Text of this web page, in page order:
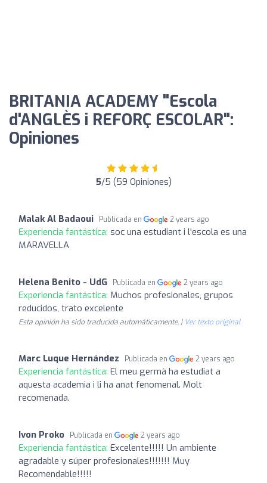
BRITANIA ACADEMY "Escola
d'ANGLÈS i REFORÇ ESCOLAR":
Opiniones
5/5 (59 Opiniones)
Malak Al Badaoui Publicada en 2 years ago
Experiencia fantástica: soc una estudiant i l'escola es una
MARAVELLA
Helena Benito - UdG Publicada en 2 years ago
Experiencia fantástica: Muchos profesionales, grupos
reducidos, trato excelente
Esta opinión ha sido traducida automáticamente. | Ver texto original
Marc Luque Hernández Publicada en 2 years ago
Experiencia fantástica: El meu germà ha estudiat a
aquesta academia i li ha anat fenomenal. Molt
recomenada.
Ivon Proko Publicada en 2 years ago
Experiencia fantástica: Excelente!!!!! Un ambiente
agradable y súper profesionales!!!!!!! Muy
Recomendable!!!!!